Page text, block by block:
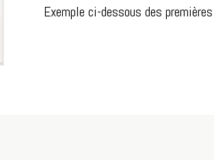
Exemple ci-dessous des